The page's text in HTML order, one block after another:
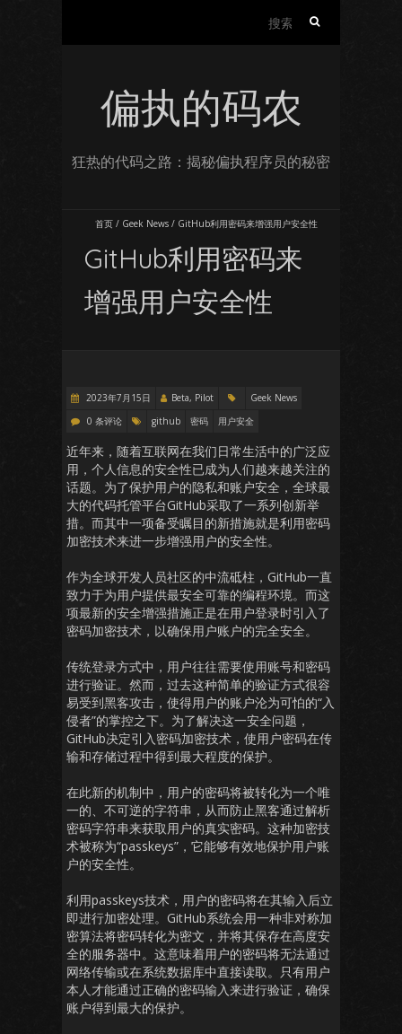
偏执的码农
狂热的代码之路：揭秘偏执程序员的秘密
首页 / Geek News / GitHub利用密码来增强用户安全性
GitHub利用密码来
增强用户安全性
2023年7月15日 Beta, Pilot
Geek News
0 条评论
github 密码 用户安全
近年来，随着互联网在我们日常生活中的广泛应
用，个人信息的安全性已成为人们越来越关注的
话题。为了保护用户的隐私和账户安全，全球最
大的代码托管平台GitHub采取了一系列创新举
措。而其中一项备受瞩目的新措施就是利用密码
加密技术来进一步增强用户的安全性。
作为全球开发人员社区的中流砥柱，GitHub一直
致力于为用户提供最安全可靠的编程环境。而这
项最新的安全增强措施正是在用户登录时引入了
密码加密技术，以确保用户账户的完全安全。
传统登录方式中，用户往往需要使用账号和密码
进行验证。然而，过去这种简单的验证方式很容
易受到黑客攻击，使得用户的账户沦为可怕的“入
侵者”的掌控之下。为了解决这一安全问题，
GitHub决定引入密码加密技术，使用户密码在传
输和存储过程中得到最大程度的保护。
在此新的机制中，用户的密码将被转化为一个唯
一的、不可逆的字符串，从而防止黑客通过解析
密码字符串来获取用户的真实密码。这种加密技
术被称为“passkeys”，它能够有效地保护用户账
户的安全性。
利用passkeys技术，用户的密码将在其输入后立
即进行加密处理。GitHub系统会用一种非对称加
密算法将密码转化为密文，并将其保存在高度安
全的服务器中。这意味着用户的密码将无法通过
网络传输或在系统数据库中直接读取。只有用户
本人才能通过正确的密码输入来进行验证，确保
账户得到最大的保护。